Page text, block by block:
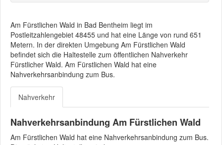
Am Fürstlichen Wald in Bad Bentheim liegt im
Postleitzahlengebiet 48455 und hat eine Länge von rund 651
Metern. In der direkten Umgebung Am Fürstlichen Wald
befindet sich die Haltestelle zum öffentlichen Nahverkehr
Fürstlicher Wald. Am Fürstlichen Wald hat eine
Nahverkehrsanbindung zum Bus.
Nahverkehr
Nahverkehrsanbindung Am Fürstlichen Wald
Am Fürstlichen Wald hat eine Nahverkehrsanbindung zum Bus.